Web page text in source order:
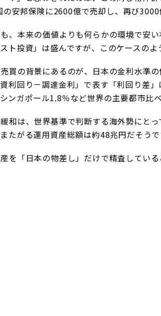
安邦保険に2600億で売却し、再び3000
、本来の価値よりも何らかの環境で安
ト投資」は盛んですが、このケースの
買の背景にあるのが、日本の金利水準の
利回り－調達金利」で表す「利回り差
ンガポール1.8％など世界の主要都市比
和は、世界基準で判断する海外勢にと
たがる運用資産総額は約48兆円だそう
を「日本の物差し」だけで精査している